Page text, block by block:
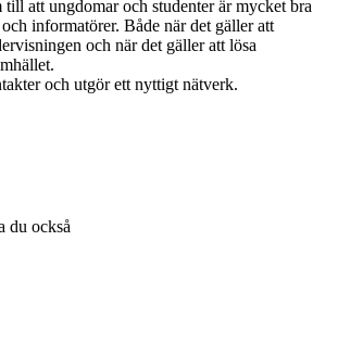
att ungdomar och studenter är mycket bra
informatörer. Både när det gäller att
och när det gäller att lösa
och utgör ett nyttigt nätverk.
du också